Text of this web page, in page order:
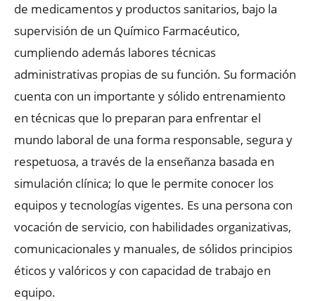
de medicamentos y productos sanitarios, bajo la
supervisión de un Químico Farmacéutico,
cumpliendo además labores técnicas
administrativas propias de su función. Su formación
cuenta con un importante y sólido entrenamiento
en técnicas que lo preparan para enfrentar el
mundo laboral de una forma responsable, segura y
respetuosa, a través de la enseñanza basada en
simulación clínica; lo que le permite conocer los
equipos y tecnologías vigentes. Es una persona con
vocación de servicio, con habilidades organizativas,
comunicacionales y manuales, de sólidos principios
éticos y valóricos y con capacidad de trabajo en
equipo.